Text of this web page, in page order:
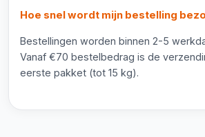
Hoe snel wordt mijn bestelling
Bestellingen worden binnen 2-5
Vanaf €70 bestelbedrag is de
eerste pakket (tot 15 kg).